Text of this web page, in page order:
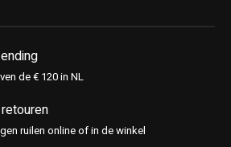
de € 120 in NL
ruilen online of in de winkel